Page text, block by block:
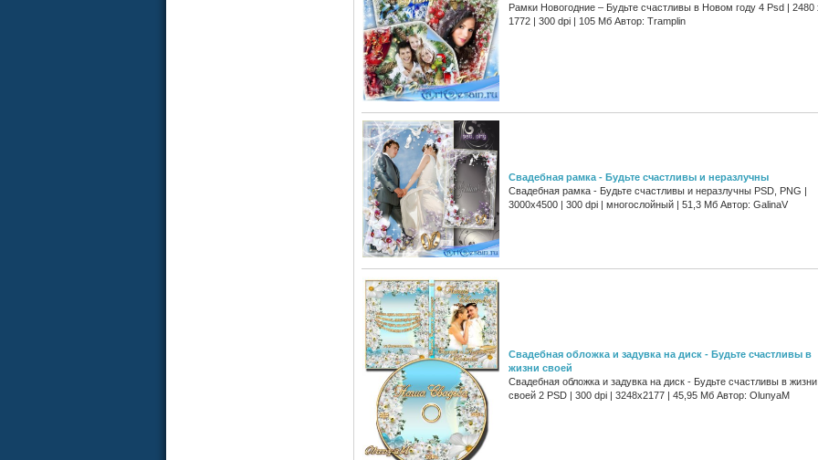
Рамки Новогодние – Будьте счастливы в Новом году 4 Psd | 2480
1772 | 300 dpi | 105 Мб Автор: Tramplin
Свадебная рамка - Будьте счастливы и неразлучны
Свадебная рамка - Будьте счастливы и неразлучны PSD, PNG |
3000x4500 | 300 dpi | многослойный | 51,3 Мб Автор: GalinaV
Свадебная обложка и задувка на диск - Будьте счастливы в
жизни своей
Свадебная обложка и задувка на диск - Будьте счастливы в жизни
своей 2 PSD | 300 dpi | 3248x2177 | 45,95 Мб Автор: OlunyaM